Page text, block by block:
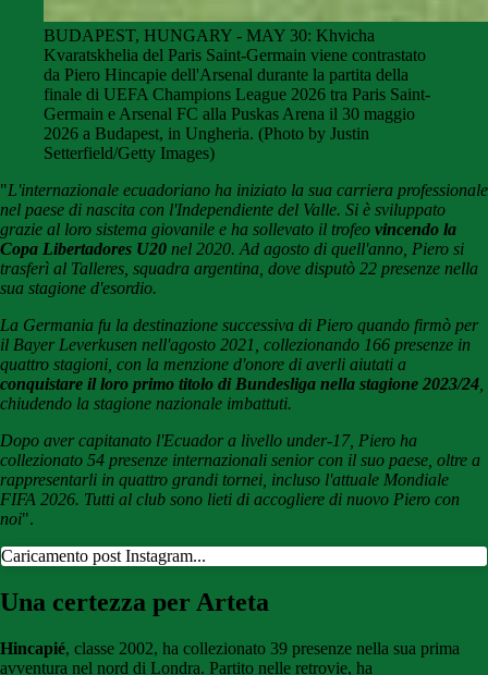
BUDAPEST, HUNGARY - MAY 30: Khvicha
Kvaratskhelia del Paris Saint-Germain viene contrastato
da Piero Hincapie dell'Arsenal durante la partita della
finale di UEFA Champions League 2026 tra Paris Saint-
Germain e Arsenal FC alla Puskas Arena il 30 maggio
2026 a Budapest, in Ungheria. (Photo by Justin
Setterfield/Getty Images)
"L'internazionale ecuadoriano ha iniziato la sua carriera professionale
nel paese di nascita con l'Independiente del Valle. Si è sviluppato
grazie al loro sistema giovanile e ha sollevato il trofeo vincendo la
Copa Libertadores U20 nel 2020. Ad agosto di quell'anno, Piero si
trasferì al Talleres, squadra argentina, dove disputò 22 presenze nella
sua stagione d'esordio.
La Germania fu la destinazione successiva di Piero quando firmò per
il Bayer Leverkusen nell'agosto 2021, collezionando 166 presenze in
quattro stagioni, con la menzione d'onore di averli aiutati a
conquistare il loro primo titolo di Bundesliga nella stagione 2023/24
chiudendo la stagione nazionale imbattuti.
Dopo aver capitanato l'Ecuador a livello under-17, Piero ha
collezionato 54 presenze internazionali senior con il suo paese, oltre a
rappresentarli in quattro grandi tornei, incluso l'attuale Mondiale
FIFA 2026. Tutti al club sono lieti di accogliere di nuovo Piero con
noi".
Caricamento post Instagram...
Una certezza per Arteta
Hincapié, classe 2002, ha collezionato 39 presenze nella sua prima
avventura nel nord di Londra. Partito nelle retrovie, ha